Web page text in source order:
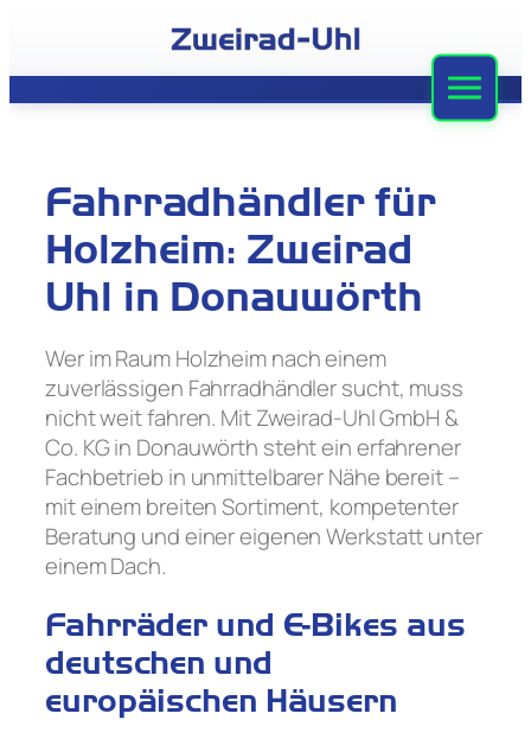
springen
Team
Kontakt
Fahrradhändler für
Holzheim: Zweirad
Uhl in Donauwörth
Wer im Raum Holzheim nach einem
zuverlässigen Fahrradhändler sucht, muss
nicht weit fahren. Mit Zweirad-Uhl GmbH &
Co. KG in Donauwörth steht ein erfahrener
Fachbetrieb in unmittelbarer Nähe bereit –
mit einem breiten Sortiment, kompetenter
Beratung und einer eigenen Werkstatt unter
einem Dach.
Fahrräder und E-Bikes aus
deutschen und
europäischen Häusern